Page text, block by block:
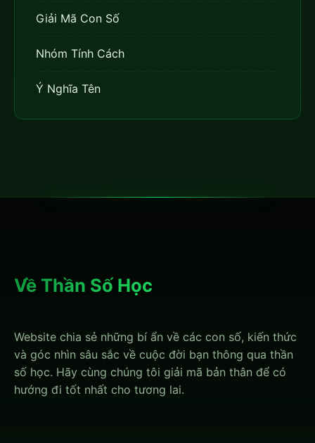
Giải Mã Con Số
Nhóm Tính Cách
Ý Nghĩa Tên
Về Thần Số Học
Website chia sẻ những bí ẩn về các con số, kiến thức
và góc nhìn sâu sắc về cuộc đời bạn thông qua thần
số học. Hãy cùng chúng tôi giải mã bản thân để có
hướng đi tốt nhất cho tương lai.